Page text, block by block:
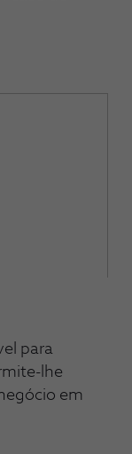
para
lhe
em